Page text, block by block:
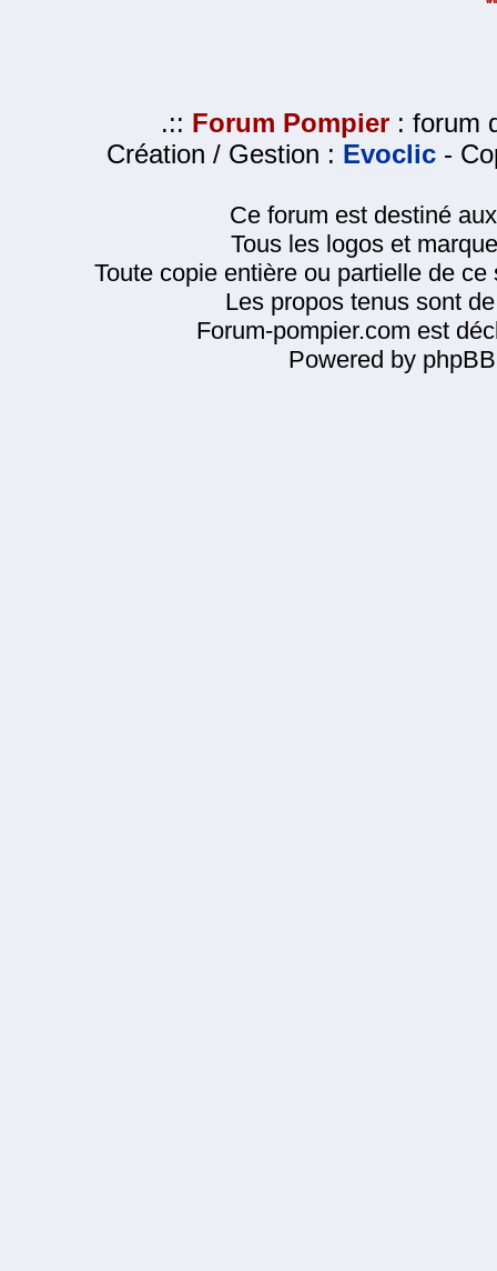
.:: Forum Pompier : forum
Création / Gestion : Evoclic -
Ce forum est destiné
Tous les logos et
Toute copie entière ou partielle de
Les propos tenus sont
Forum-pompier.com est
Powered by